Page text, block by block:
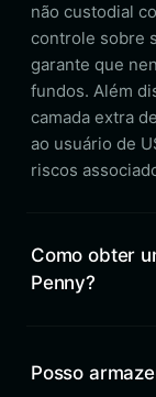
não custodial
controle sobre
garante que
fundos. Além
camada extra
ao usuário de
riscos
Como obter
Penny?
Posso